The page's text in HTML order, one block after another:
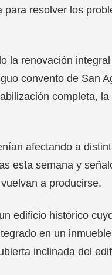
resolver los
la renovación
convento de San
completa,
afectando a
esta semana y
a producirse.
edificio histórico
en un
inclinada del